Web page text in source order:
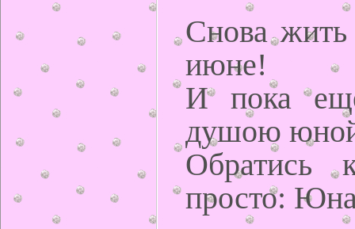
Снова жить
июне!
И пока
душою
просто: